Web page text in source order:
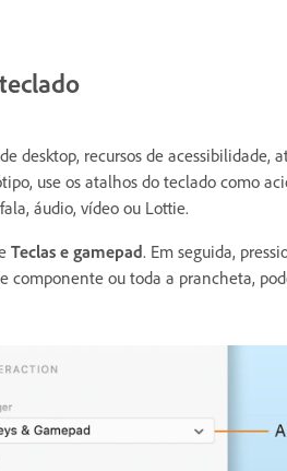
desktop, recursos de acessibilidade,
use os atalhos do teclado como
áudio, vídeo ou Lottie.
Teclas e gamepad. Em seguida,
ou toda a prancheta,